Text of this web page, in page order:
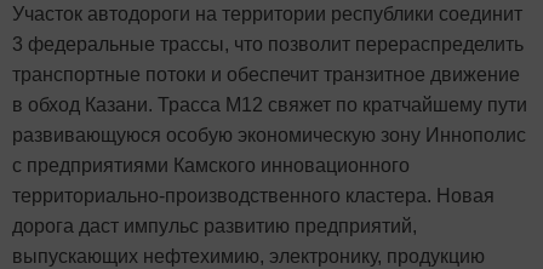
Участок автодороги на территории республики соединит
3 федеральные трассы, что позволит перераспределить
транспортные потоки и обеспечит транзитное движение
в обход Казани. Трасса М12 свяжет по кратчайшему пути
развивающуюся особую экономическую зону Иннополис
с предприятиями Камского инновационного
территориально-производственного кластера. Новая
дорога даст импульс развитию предприятий,
выпускающих нефтехимию, электронику, продукцию